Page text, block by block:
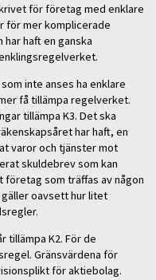
för företag med enklare
för mer komplicerade
haft en ganska
inte anses ha enklare
få tillämpa regelverket.
tillämpa K3. Det ska
har haft, en
varor och tjänster mot
skuldebrev som kan
som träffas av någon
oavsett hur litet
tillämpa K2. För de
Gränsvärdena för
för aktiebolag.